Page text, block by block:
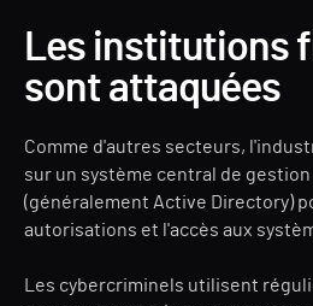
Les institutions
sont attaquées
Comme d'autres secteurs,
sur un système central de
(généralement Active Directory)
autorisations et l'accès aux
Les cybercriminels utilisent